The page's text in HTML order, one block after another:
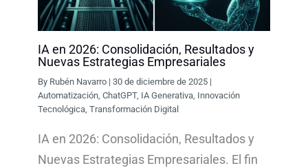
IA en 2026: Consolidación, Resultados y
Nuevas Estrategias Empresariales
By Rubén Navarro |30 de diciembre de 2025 |
Automatización ,ChatGPT, IA Generativa Innovación
Tecnológica ,Transformación Digital
IA en 2026: Consolidación, Resultados y
Nuevas Estrategias Empresariales. El fin